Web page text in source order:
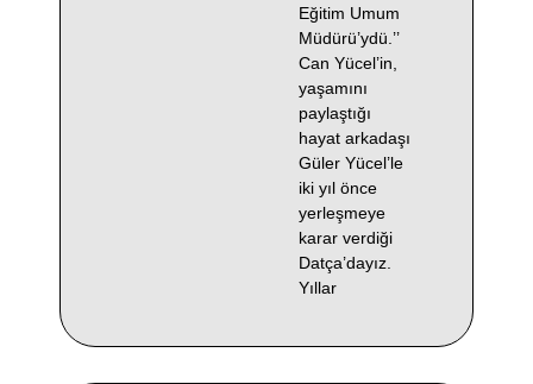
Eğitim Umum
Müdürü’ydü.’’
Can Yücel’in,
yaşamını
paylaştığı
hayat arkadaşı
Güler Yücel’le
iki yıl önce
yerleşmeye
karar verdiği
Datça’dayız.
Yıllar